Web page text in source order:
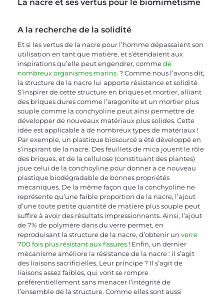
La nacre et ses vertus pour le biomimétisme
A la recherche de la solidité
Et si les vertus de la nacre pour l’homme dépassaient son
utilisation en tant que matière, et s’étendaient aux
inspirations qu’elle peut engendrer, comme de
nombreux organismes marins
  ? Comme nous l’avons dit,
la structure de la nacre lui apporte résistance et solidité.
S’inspirer de cette structure en briques et mortier, alliant
des briques dures comme l’aragonite et un mortier plus
souple comme la conchyoline peut ainsi permettre de
développer de nouveaux matériaux plus solides. Cette
idée est applicable à de nombreux types de matériaux !
Par exemple, un plastique biosourcé a été développé en
s’inspirant de la nacre. Des feuillets de mica jouent le rôle
des briques, et de la cellulose (constituant des plantes)
joue celui de la conchoyline pour donner à ce nouveau
plastique biodégradable de bonnes propriétés
mécaniques. De la même façon que la conchyoline ne
représente qu’une faible proportion de la nacre, l’ajout
d’une toute petite quantité de matière plus souple peut
suffire à avoir des résultats impressionnants. Ainsi, l’ajout
de 7% de polymère dans du verre permet, en
reproduisant la structure de la nacre, d’obtenir un verre
700 fois plus résistant aux fissures ! Enfin, un dernier
mécanisme améliore la résistance de la nacre : il s’agit
des liaisons sacrificielles. Leur principe ? Il s’agit de
liaisons assez faibles, qui vont se rompre
préférentiellement sans menacer l’intégrité de
l’ensemble de la structure. Comme elles sont aussi